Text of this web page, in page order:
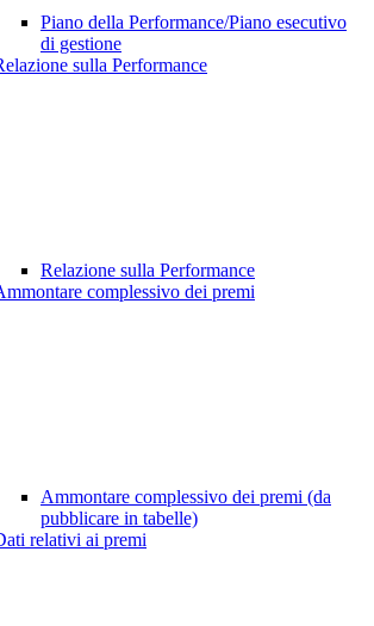
Piano della Performance/Piano esecutivo
di gestione
sulla Performance
Relazione sulla Performance
complessivo dei premi
Ammontare complessivo dei premi (da
pubblicare in tabelle)
relativi ai premi